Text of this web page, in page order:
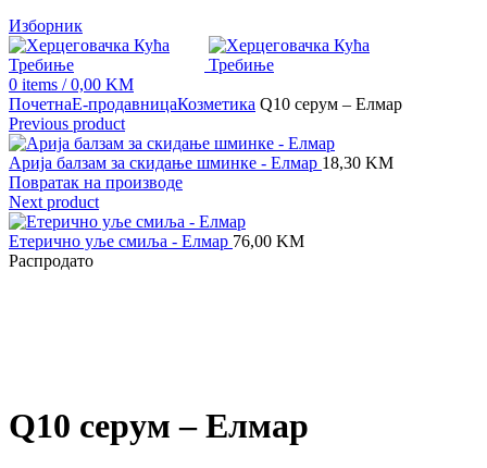
Изборник
0 items / 0,00 KM
ПочетнаЕ-продавницаКозметика Q10 серум – Елмар
Previous product
Арија балзам за скидање шминке - Елмар 18,30 KM
Повратак на производе
Next product
Етерично уље смиља - Елмар 76,00 KM
Распродато
Q10 серум – Елмар